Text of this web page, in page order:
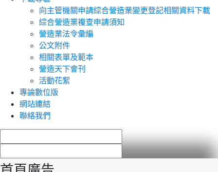
向主管機關申請綜合營造業變更登記相關資料下載
綜合營造業複查申請須知
營造業法令彙編
公文附件
相關表單及範本
營造天下會刊
活動花絮
專論數位版
網站連結
聯絡我們